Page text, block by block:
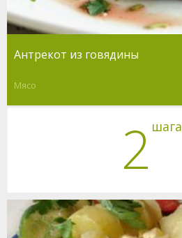
Антрекот из говядины
Мясо
2 шага